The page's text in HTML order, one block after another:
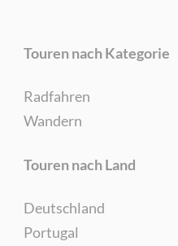
Touren nach Kategorie
Radfahren
Wandern
Touren nach Land
Deutschland
Portugal